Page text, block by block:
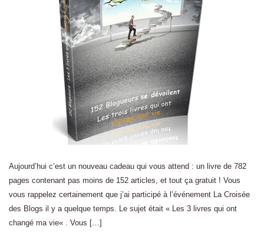
Aujourd’hui c’est un nouveau cadeau qui vous attend : un livre de 782
pages contenant pas moins de 152 articles, et tout ça gratuit ! Vous
vous rappelez certainement que j’ai participé à l’événement La Croisée
des Blogs il y a quelque temps. Le sujet était « Les 3 livres qui ont
changé ma vie« . Vous […]